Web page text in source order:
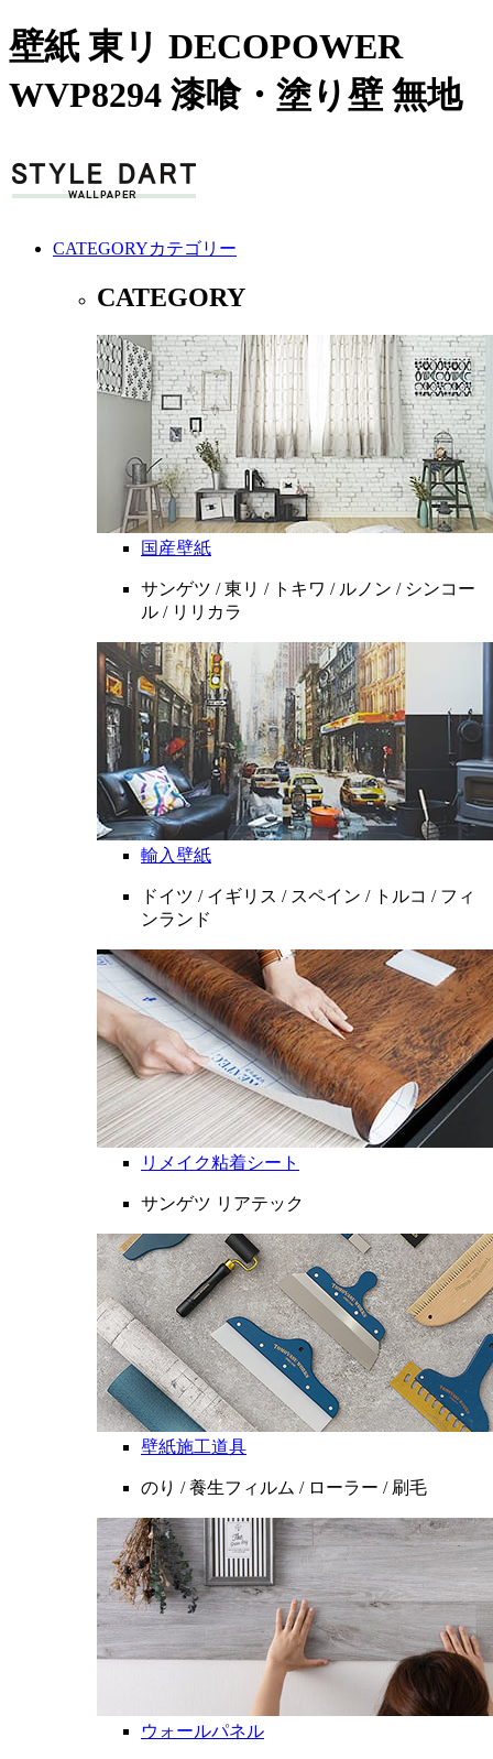
壁紙 東リ DECOPOWER
WVP8294 漆喰・塗り壁 無地
CATEGORYカテゴリー
CATEGORY
国産壁紙
サンゲツ / 東リ / トキワ / ルノン / シンコー
ル / リリカラ
輸入壁紙
ドイツ / イギリス / スペイン / トルコ / フィ
ンランド
リメイク粘着シート
サンゲツ リアテック
壁紙施工道具
のり / 養生フィルム / ローラー / 刷毛
ウォールパネル